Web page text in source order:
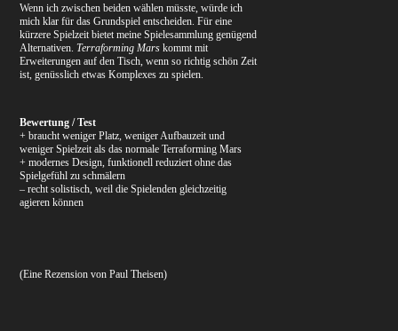
Wenn ich zwischen beiden wählen müsste, würde ich
mich klar für das Grundspiel entscheiden. Für eine
kürzere Spielzeit bietet meine Spielesammlung genügend
Alternativen.Terraforming Mars kommt mit
Erweiterungen auf den Tisch, wenn so richtig schön Zeit
ist, genüsslich etwas Komplexes zu spielen.
Bewertung / Test
+ braucht weniger Platz, weniger Aufbauzeit und
weniger Spielzeit als das normale Terraforming Mars
+ modernes Design, funktionell reduziert ohne das
Spielgefühl zu schmälern
– recht solistisch, weil die Spielenden gleichzeitig
agieren können
(Eine Rezension von Paul Theisen)